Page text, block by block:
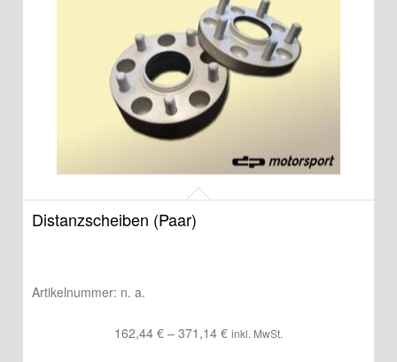
Distanzscheiben (Paar)
Artikelnummer: n. a.
162,44 € – 371,14 €Preisspanne:
inkl. MwSt.